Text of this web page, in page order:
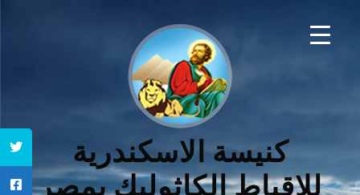
كنيسة الاسكندرية